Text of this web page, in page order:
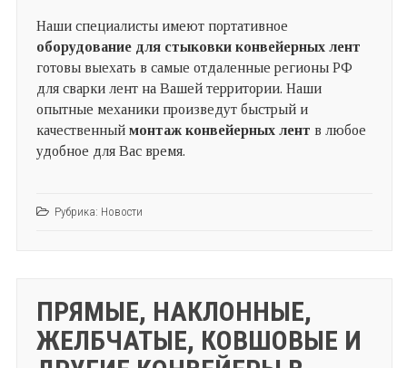
Наши специалисты имеют портативное
оборудование для стыковки конвейерных лент
готовы выехать в самые отдаленные регионы РФ
для сварки лент на Вашей территории. Наши
опытные механики произведут быстрый и
качественный монтаж конвейерных лент в любое
удобное для Вас время.
Рубрика: Новости
ПРЯМЫЕ, НАКЛОННЫЕ,
ЖЕЛБЧАТЫЕ, КОВШОВЫЕ И